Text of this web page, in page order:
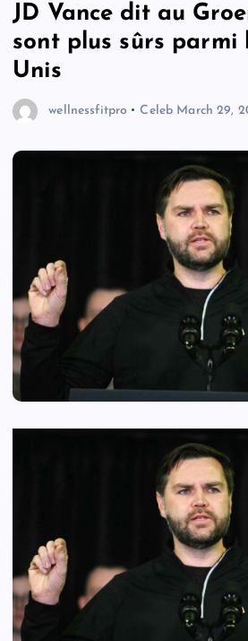
JD Vance dit au
sont plus sûrs parmi
Unis
wellnessfitpro Celeb March 29,